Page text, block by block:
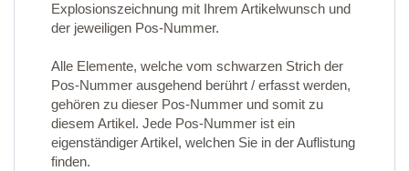
Explosionszeichnung mit Ihrem Artikelwunsch und
der jeweiligen Pos-Nummer.
Alle Elemente, welche vom schwarzen Strich der
Pos-Nummer ausgehend berührt / erfasst werden,
gehören zu dieser Pos-Nummer und somit zu
diesem Artikel. Jede Pos-Nummer ist ein
eigenständiger Artikel, welchen Sie in der Auflistung
finden.